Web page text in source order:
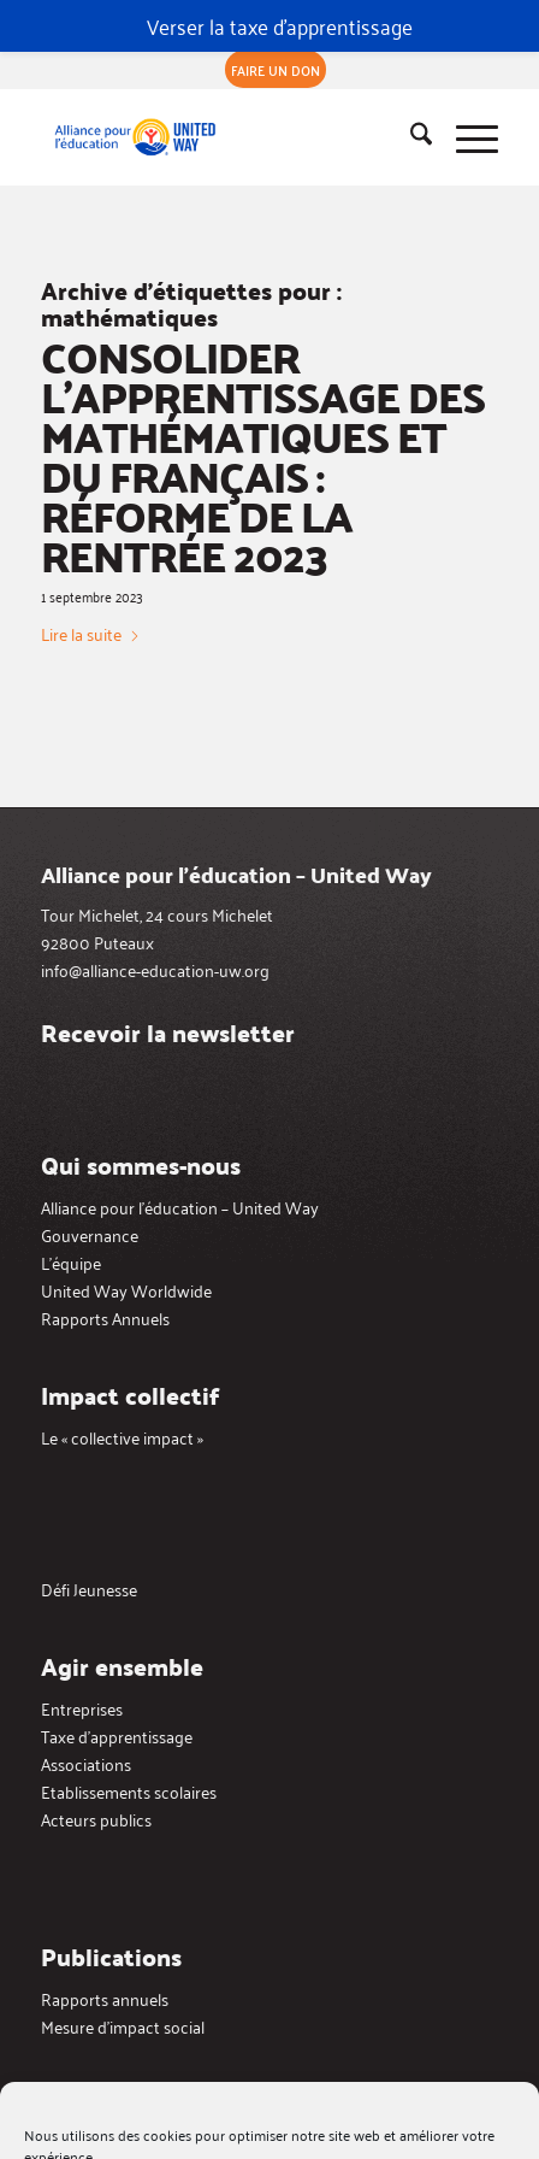
Nous utilisons des cookies pour optimiser notre site web et améliorer votre
FAIRE UN DON
Archive d’étiquettes pour :
mathématiques
CONSOLIDER
L’APPRENTISSAGE DES
MATHÉMATIQUES ET
DU FRANÇAIS :
RÉFORME DE LA
RENTRÉE 2023
1 septembre 2023
Lire la suite
Alliance pour l’éducation – United Way
Tour Michelet, 24 cours Michelet
92800 Puteaux
info@alliance-education-uw.org
Recevoir la newsletter
Qui sommes-nous
Alliance pour l’éducation – United Way
Gouvernance
L’équipe
United Way Worldwide
Rapports Annuels
Impact collectif
Le « collective impact »
Défi Jeunesse
Agir ensemble
Entreprises
Taxe d’apprentissage
Associations
Etablissements scolaires
Acteurs publics
Publications
Rapports annuels
Mesure d’impact social
Dernières actualités
Verser la taxe d'apprentissage